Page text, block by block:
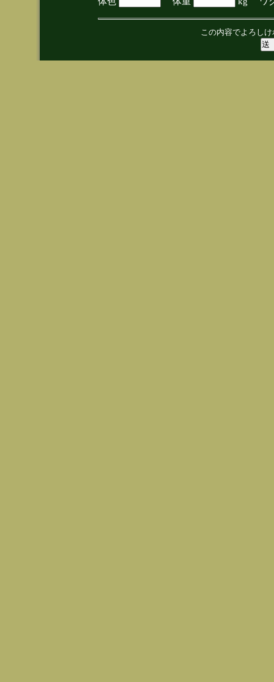
この内容でよろし